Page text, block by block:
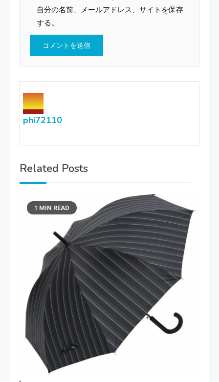
自分の名前、メールアドレス、サイトを保存
する。
phi72110
Related Posts
1 MIN READ